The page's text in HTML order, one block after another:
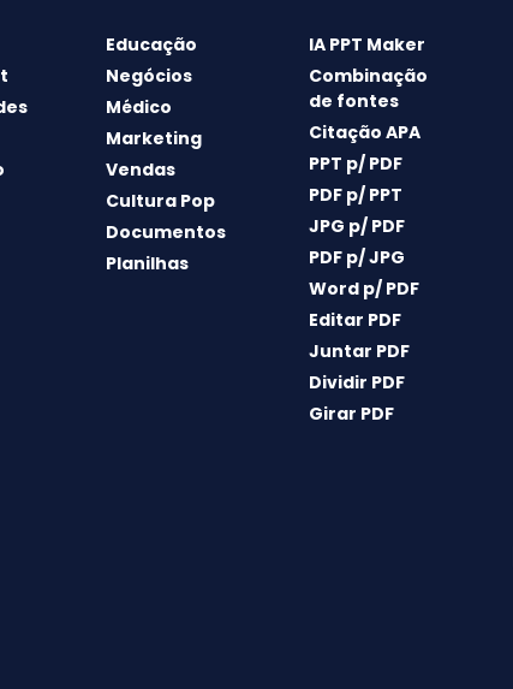
Educação
Negócios
Médico
Marketing
Vendas
Cultura Pop
Documentos
Planilhas
IA PPT Maker
Combinação
de fontes
Citação APA
PPT p/ PDF
PDF p/ PPT
JPG p/ PDF
PDF p/ JPG
Word p/ PDF
Editar PDF
Juntar PDF
Dividir PDF
Girar PDF